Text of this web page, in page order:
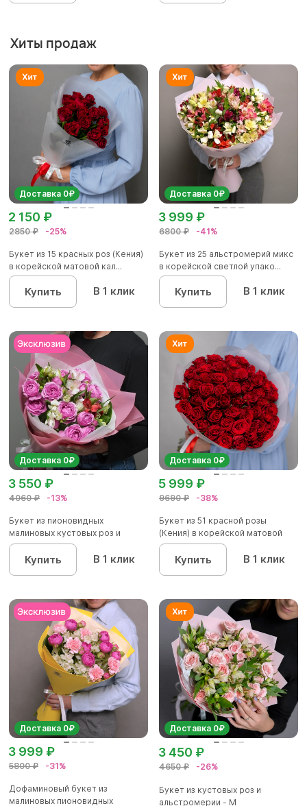
Хиты продаж
Доставка 0₽
2850 ₽ -25%
2 150 ₽
Букет из 15 красных роз (Кения)
в корейской матовой кал...
Купить В 1 клик
Доставка 0₽
6800 ₽ -41%
3 999 ₽
Букет из 25 альстромерий микс
в корейской светлой упако...
Купить В 1 клик
Доставка 0₽
4060 ₽ -13%
3 550 ₽
Букет из пионовидных
малиновых кустовых роз и
альстроме...
Купить В 1 клик
Доставка 0₽
9690 ₽ -38%
5 999 ₽
Букет из 51 красной розы
(Кения) в корейской матовой
уп...
Купить В 1 клик
Доставка 0₽
5800 ₽ -31%
3 999 ₽
Дофаминовый букет из
малиновых пионовидных
Доставка 0₽
4650 ₽ -26%
3 450 ₽
Букет из кустовых роз и
альстромерии - М